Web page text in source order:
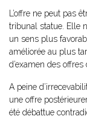
L’offre ne peut pas
tribunal statue. Elle
un sens plus
améliorée au plus
d’examen des offres
A peine
une offre
été débattue